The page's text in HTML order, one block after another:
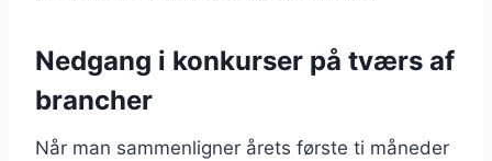
Nedgang i konkurser på tværs af
brancher
Når man sammenligner årets første ti måneder